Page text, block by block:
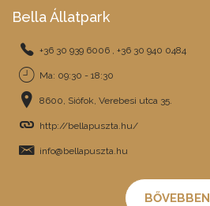
Bella Állatpark
+36 30 939 6006 , +36 30 940 0484
Ma: 09:30 - 18:30
8600, Siófok, Verebesi utca 35.
http://bellapuszta.hu/
info@bellapuszta.hu
BŐVEBBEN